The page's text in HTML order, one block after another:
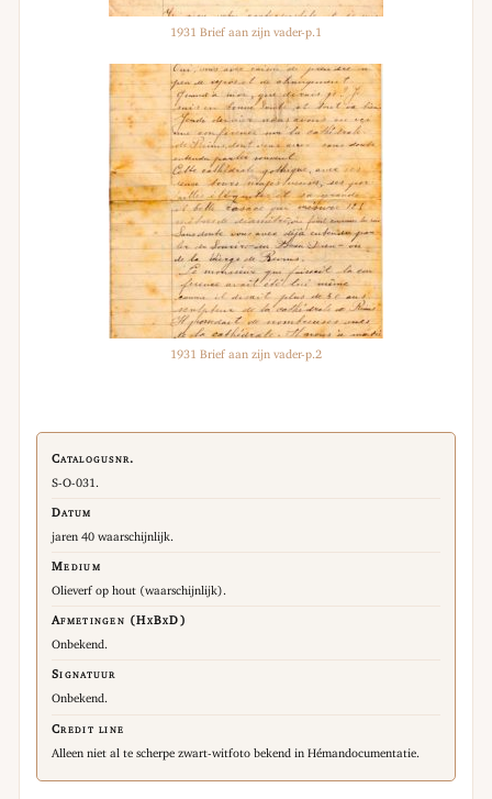
1931 Brief aan zijn vader-p.1
1931 Brief aan zijn vader-p.2
Catalogusnr.
S-O-031.
Datum
jaren 40 waarschijnlijk.
Medium
Olieverf op hout (waarschijnlijk).
Afmetingen (HxBxD)
Onbekend.
Signatuur
Onbekend.
Credit line
Alleen niet al te scherpe zwart-witfoto bekend in Hémandocumentatie.